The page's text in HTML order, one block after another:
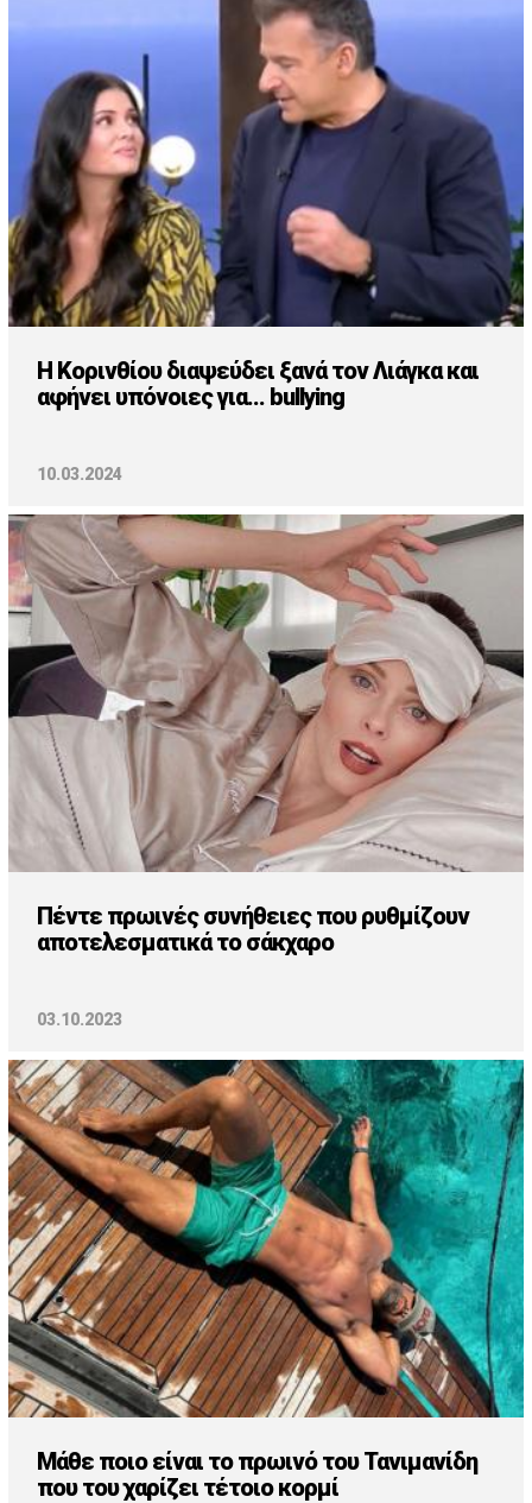
ΣΥΝΔΕΣΜΟΙ
Tv
Πρώτο
Style
Η Κορινθίου διαψεύδει ξανά τον Λιάγκα και
αφήνει υπόνοιες για... bullying
10.03.2024
Πέντε πρωινές συνήθειες που ρυθμίζουν
αποτελεσματικά το σάκχαρο
03.10.2023
Μάθε ποιο είναι το πρωινό του Τανιμανίδη
που του χαρίζει τέτοιο κορμί